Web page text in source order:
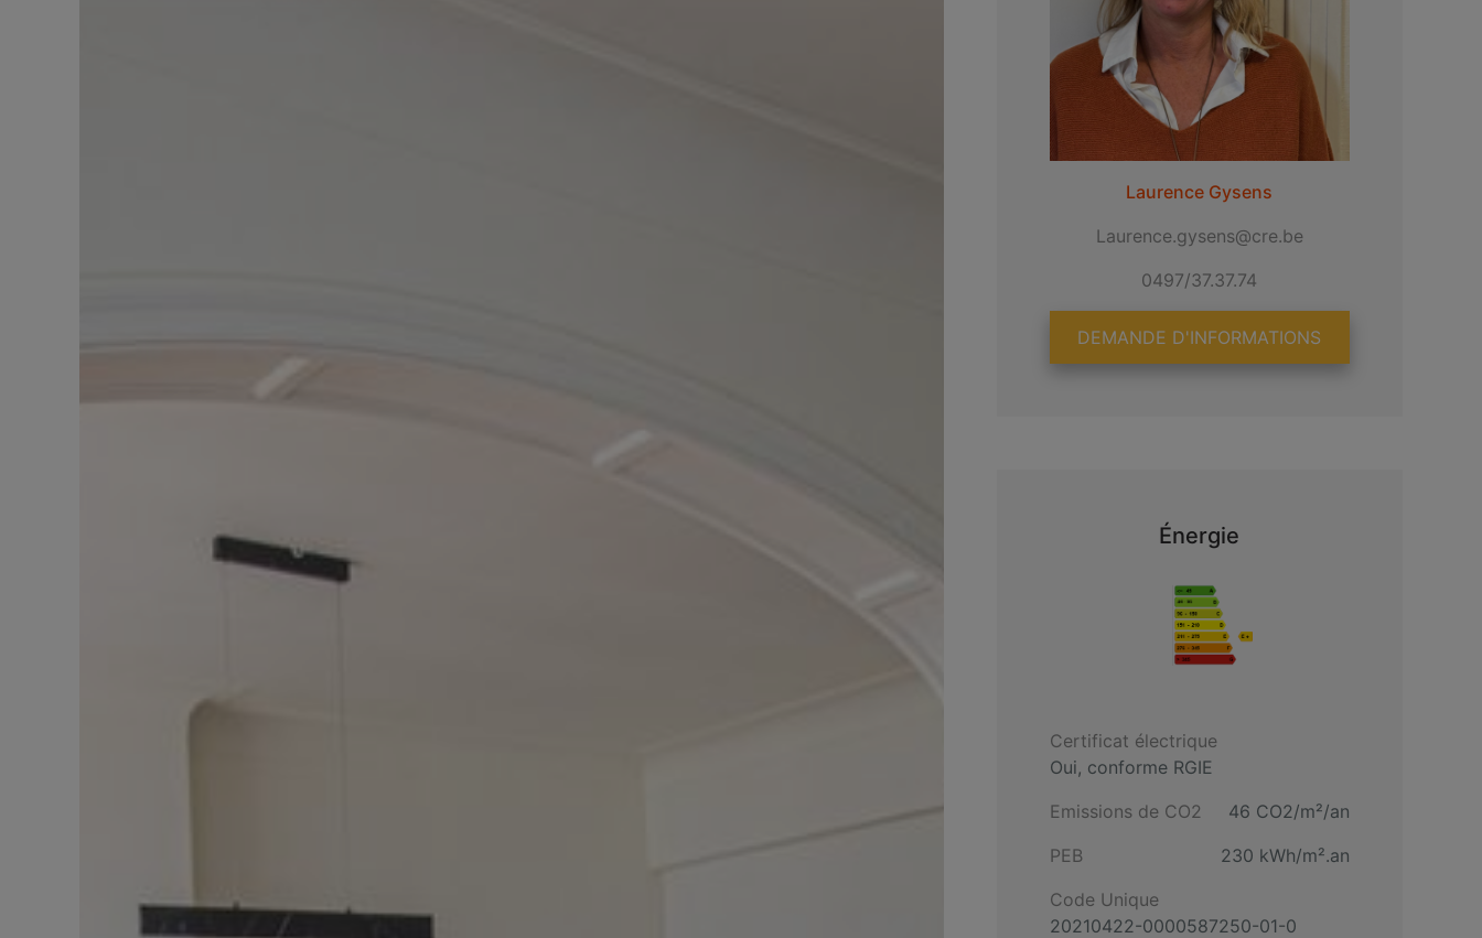
Laurence Gysens
Laurence.gysens@cre.be
0497/37.37.74
DEMANDE D'INFORMATIONS
Énergie
Certificat électrique
Oui, conforme RGIE
Emissions de CO2
46 CO2/m²/an
PEB
230 kWh/m².an
Code Unique
20210422-0000587250-01-0